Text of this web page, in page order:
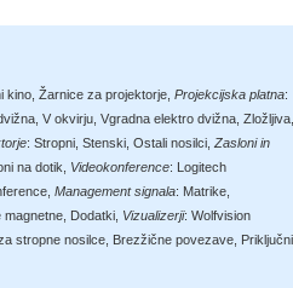
kino Žarnice za projektorje Projekcijska platna:
V okvirju Vgradna elektro dvižna Zložljiva
: Stropni Stenski Ostali nosilci Zasloni in
na dotik Videokonference: Logitech
Management signala: Matrike
magnetne Dodatki Vizualizerji: Wolfvision
stropne nosilce Brezžične povezave Priključni